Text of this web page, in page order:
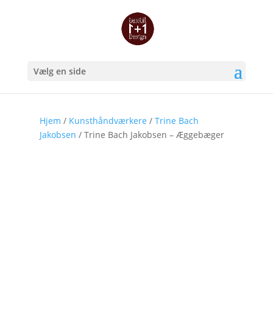
Vælg en side
Hjem / Kunsthåndværkere / Trine Bach
Jakobsen / Trine Bach Jakobsen – Æggebæger